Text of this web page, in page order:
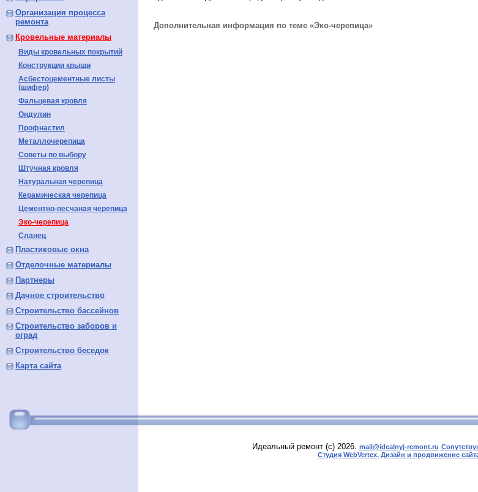
Организация процесса
ремонта
Кровельные материалы
Виды кровельных покрытий
Конструкции крыши
Асбестоцементные листы
(шифер)
Фальцевая кровля
Ондулин
Профнастил
Металлочерепица
Советы по выбору
Штучная кровля
Натуральная черепица
Керамическая черепица
Цементно-песчаная черепица
Эко-черепица
Сланец
Пластиковые окна
Отделочные материалы
Партнеры
Дачное строительство
Строительство бассейнов
Строительство заборов и
оград
Строительство беседок
Карта сайта
Дополнительная информация по теме «Эко-черепица»
Идеальный ремонт (с) 2026. mail@idealnyj-remont.ru
Студия WebVertex. Дизайн и продвижение